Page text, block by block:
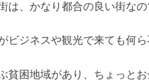
、かなり都合の良い街な
ジネスや観光で来ても何ら
貧困地域があり、ちょっと